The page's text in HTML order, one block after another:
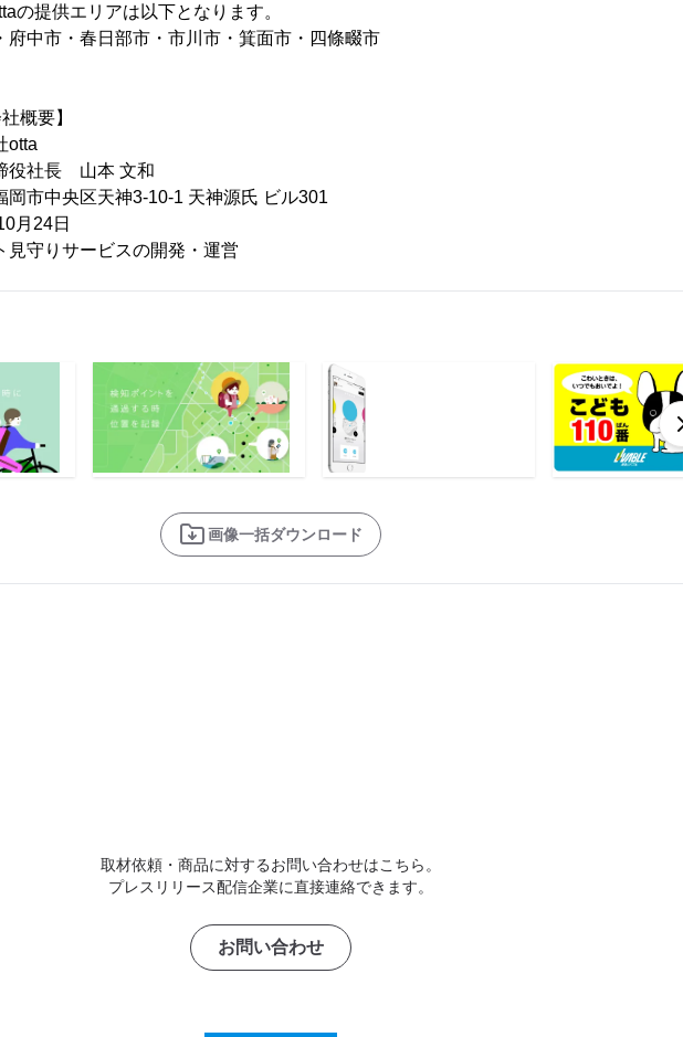
の提供エリアは以下となります。
府中市・春日部市・市川市・箕面市・四條畷市
概要】
役社長 山本 文和
市中央区天神3-10-1 天神源氏 ビル301
24日
見守りサービスの開発・運営
画像一括ダウンロード
取材依頼・商品に対するお問い合わせはこちら。
プレスリリース配信企業に直接連絡できます。
お問い合わせ